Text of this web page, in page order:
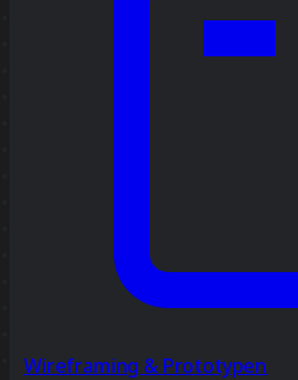
Wireframing & Prototypen